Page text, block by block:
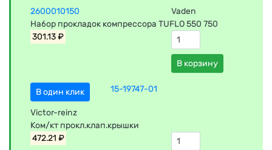
2600010150
Vaden
Набор прокладок компрессора TUFLO 550 750
301.13 ₽
В корзину
В один клик 15-19747-01
Victor-reinz
Ком/кт прокл.клап.крышки
472.21 ₽